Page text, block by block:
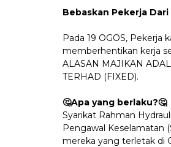
Bebaskan Pekerja
Pada 19 OGOS,
memberhentikan kerja
ALASAN MAJIKAN
TERHAD (FIXED).
🤔Apa yang berlaku?🤔
Syarikat Rahman
Pengawal Keselamatan
mereka yang terletak di